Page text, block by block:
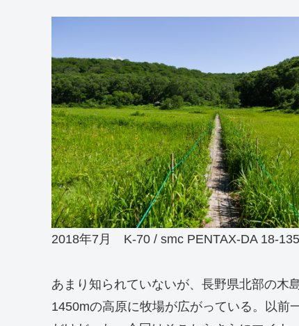
2018年7月 K-70 / smc PENTAX-DA 18-
あまり知られていないが、長野県北部の木
1450mの高原に牧場が広がっている。以前